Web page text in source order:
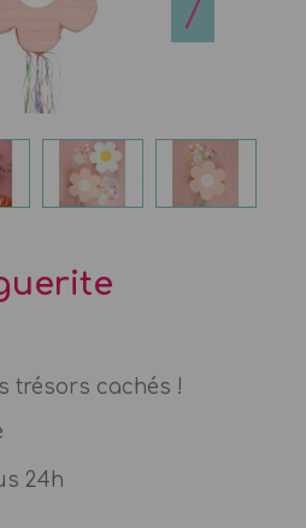
trésors cachés !
24h